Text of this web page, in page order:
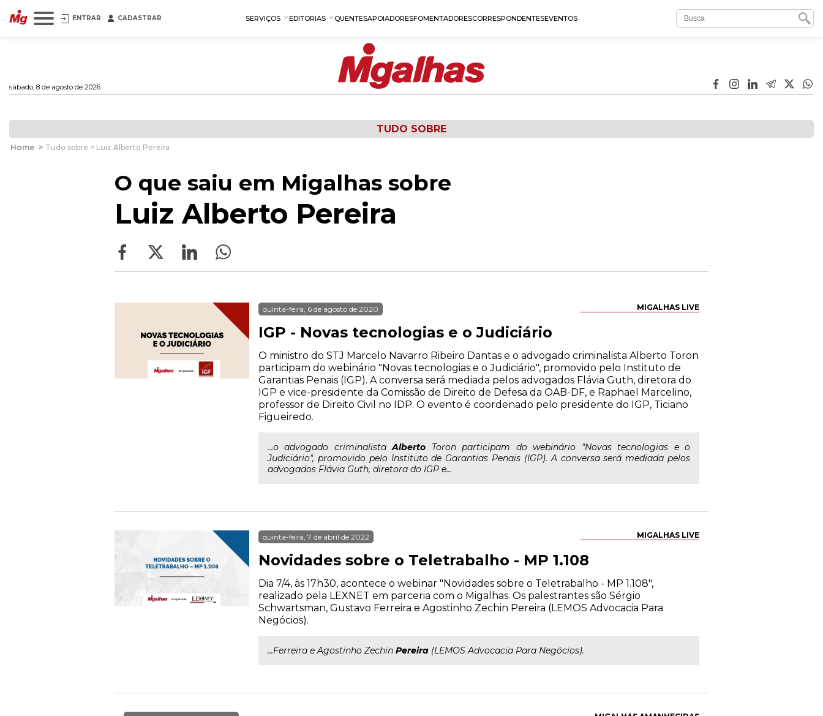
ENTRAR CADASTRAR SERVIÇOS EDITORIAS QUENTESAPOIADORESFOMENTADORESCORRESPONDENTESEVENTOS
sábado, 8 de agosto de 2026
TUDO SOBRE
Home > Tudo sobre > Luiz Alberto Pereira
O que saiu em Migalhas sobre
Luiz Alberto Pereira
MIGALHAS LIVE
quinta-feira, 6 de agosto de 2020
IGP - Novas tecnologias e o Judiciário
O ministro do STJ Marcelo Navarro Ribeiro Dantas e o advogado criminalista Alberto Toron
participam do webinário "Novas tecnologias e o Judiciário", promovido pelo Instituto de
Garantias Penais (IGP). A conversa será mediada pelos advogados Flávia Guth, diretora do
IGP e vice-presidente da Comissão de Direito de Defesa da OAB-DF, e Raphael Marcelino,
professor de Direito Civil no IDP. O evento é coordenado pelo presidente do IGP, Ticiano
Figueiredo.
...o advogado criminalistaAlberto Toron participam do webinário "Novas tecnologias e o
Judiciário", promovido pelo Instituto de Garantias Penais (IGP). A conversa será mediada pelos
advogados Flávia Guth, diretora do IGP e...
MIGALHAS LIVE
quinta-feira, 7 de abril de 2022
Novidades sobre o Teletrabalho - MP 1.108
Dia 7/4, às 17h30, acontece o webinar "Novidades sobre o Teletrabalho - MP 1.108",
realizado pela LEXNET em parceria com o Migalhas. Os palestrantes são Sérgio
Schwartsman, Gustavo Ferreira e Agostinho Zechin Pereira (LEMOS Advocacia Para
Negócios).
...Ferreira e Agostinho Zechin Pereira (LEMOS Advocacia Para Negócios).